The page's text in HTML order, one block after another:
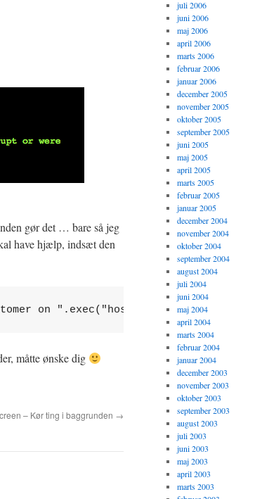
gør det … bare så jeg
have hjælp, indsæt den
on ".exec("hostname -f")." from
måtte ønske dig
– Kør ting i baggrunden →
juli 2006
juni 2006
maj 2006
april 2006
marts 2006
februar 2006
januar 2006
december 2005
november 2005
oktober 2005
september 2005
juni 2005
maj 2005
april 2005
marts 2005
februar 2005
januar 2005
december 2004
november 2004
oktober 2004
september 2004
august 2004
juli 2004
juni 2004
maj 2004
april 2004
marts 2004
februar 2004
januar 2004
december 2003
november 2003
oktober 2003
september 2003
august 2003
juli 2003
juni 2003
maj 2003
april 2003
marts 2003